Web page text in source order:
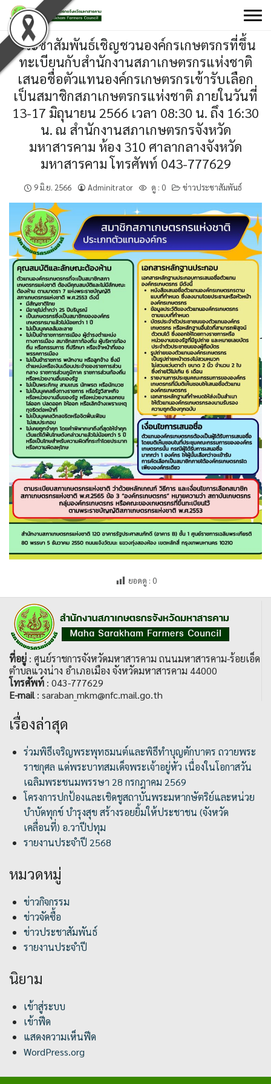
Skip
to
contentประชาสัมพันธ์เชิญชวนองค์กรเกษตรกรที่ขึ้น
ทะเบียนกับสำนักงานสภาเกษตรกรแห่งชาติ
เสนอชื่อตัวแทนองค์กรเกษตรกรเข้ารับเลือก
เป็นสมาชิกสภาเกษตรกรแห่งชาติ ภายในวันที่
13-17 มิถุนายน 2566 เวลา 08:30 น. ถึง 16:30
น. ณ สำนักงานสภาเกษตรกรจังหวัด
มหาสารคาม ห้อง 310 ศาลากลางจังหวัด
มหาสารคาม โทรศัพท์ 043-777629
9 มิ.ย. 2566 Adminitrator ดู : 0 ข่าวประชาสัมพันธ์
ยอดดู : 0
ที่อยู่ : ศูนย์ราชการจังหวัดมหาสารคาม ถนนมหาสารคาม-ร้อยเอ็ด
ตำบลแวงน่าง อำเภอเมือง จังหวัดมหาสารคาม 44000
โทรศัพท์ : 043-777629
E-mail: saraban_mkm@nfc.mail.go.th
เรื่องล่าสุด
ร่วมพิธีเจริญพระพุทธมนต์และพิธีทำบุญตักบาตร ถวายพระ
ราชกุศล แด่พระบาทสมเด็จพระเจ้าอยู่หัว เนื่องในโอกาสวัน
เฉลิมพระชนมพรรษา 28 กรกฎาคม 2569
โครงการปกป้องและเชิดชูสถาบันพระมหากษัตริย์และหน่วย
บำบัดทุกข์ บำรุงสุข สร้างรอยยิ้มให้ประชาชน (จังหวัด
เคลื่อนที่) อ.วาปีปทุม
รายงานประจำปี 2568
หมวดหมู่
ข่าวกิจกรรม
ข่าวจัดซื้อ
ข่าวประชาสัมพันธ์
รายงานประจำปี
นิยาม
เข้าสู่ระบบ
เข้าฟีด
แสดงความเห็นฟีด
WordPress.org